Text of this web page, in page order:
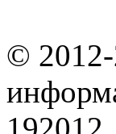
© 2012-